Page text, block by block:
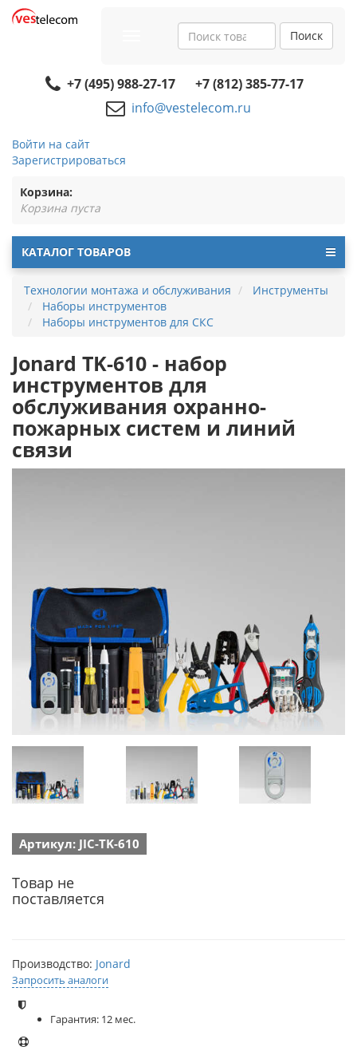
navigation
Поиск
+7 (495) 988-27-17
+7 (812) 385-77-17
info@vestelecom.ru
Войти на сайт
Зарегистрироваться
Корзина:
Корзина пуста
КАТАЛОГ ТОВАРОВ
Технологии монтажа и обслуживания
Инструменты
Наборы инструментов
Наборы инструментов для СКС
Jonard TK-610 - набор
инструментов для
обслуживания охранно-
пожарных систем и линий
связи
Артикул: JIC-TK-610
Товар не
поставляется
Производство: Jonard
Запросить аналоги
Гарантия: 12 мес.